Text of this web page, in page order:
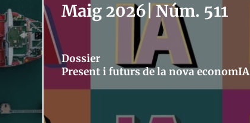
Maig 2026|Núm. 511
Dossier
Present i futurs de la nova economIA